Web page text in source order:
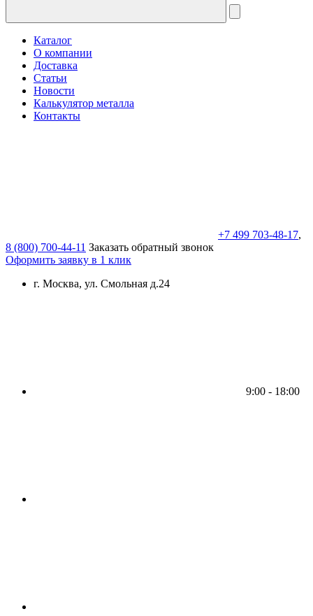
Каталог
О компании
Доставка
Статьи
Новости
Калькулятор металла
Контакты
+7 499 703-48-17,
8 (800) 700-44-11 Заказать обратный звонок
Оформить заявку в 1 клик
г. Москва, ул. Смольная д.24
9:00 - 18:00